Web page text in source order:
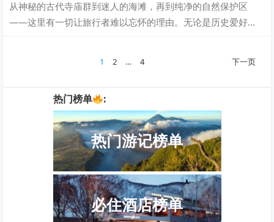
从神秘的古代寺庙群到迷人的海滩，再到纯净的自然保护区
——这里有一切让旅行者难以忘怀的理由。无论是历史爱好
1 2 … 4 下一页
热门榜单 :
热门游记榜单
必住酒店榜单